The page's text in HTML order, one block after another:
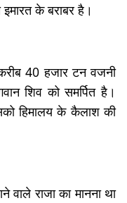
के बराबर है।
40 हजार टन वजनी
शिव को समर्पित है।
हिमालय के कैलाश की
वाले राजा का मानना था